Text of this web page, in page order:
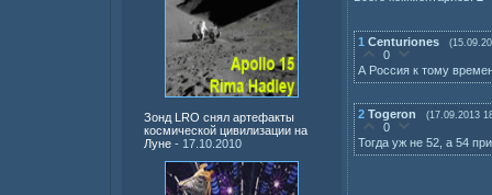
Зонд LRO снял артефакты
космической цивилизации на
Луне - 17.10.2010
1 Centuriones
0
А Россия к тому
2 Togeron (17.09.2013
0
Тогда уж не 52, а 54